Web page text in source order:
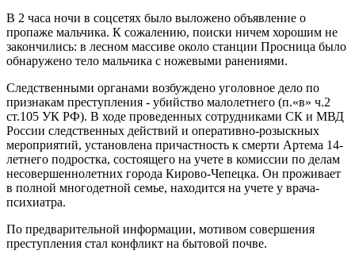
В 2 часа ночи в соцсетях было выложено объявление о
пропаже мальчика. К сожалению, поиски ничем хорошим не
закончились: в лесном массиве около станции Просница было
обнаружено тело мальчика с ножевыми ранениями.
Следственными органами возбуждено уголовное дело по
признакам преступления - убийство малолетнего (п.«в» ч.2
ст.105 УК РФ). В ходе проведенных сотрудниками СК и МВД
России следственных действий и оперативно-розыскных
мероприятий, установлена причастность к смерти Артема 14-
летнего подростка, состоящего на учете в комиссии по делам
несовершеннолетних города Кирово-Чепецка. Он проживает
в полной многодетной семье, находится на учете у врача-
психиатра.
По предварительной информации, мотивом совершения
преступления стал конфликт на бытовой почве.